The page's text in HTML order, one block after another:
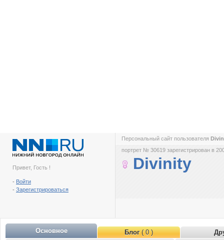
Привет, Гость !
- Войти
- Зарегистрироваться
Персональный сайт пользователя
портрет № 30619 зарегистрирован в
Divinity
Основное Блог( 0 )